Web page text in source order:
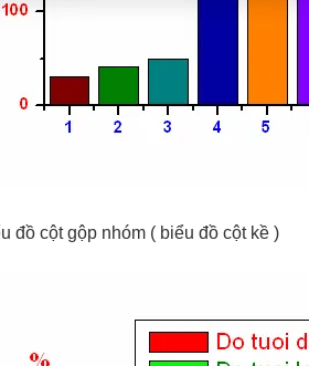
đồ cột gộp nhóm ( biểu đồ cột kề )